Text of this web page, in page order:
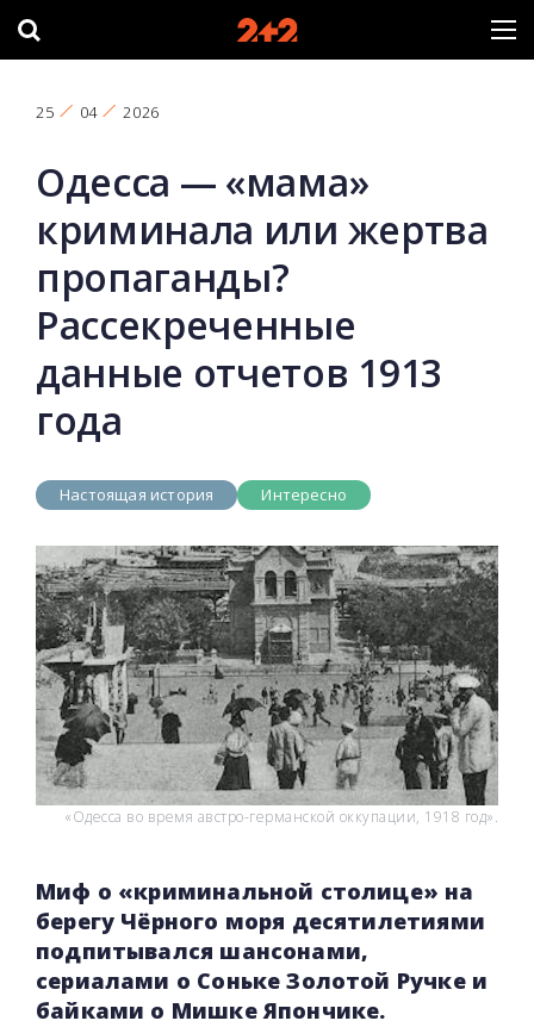
25 04 2026
Одесса — «мама»
криминала или жертва
пропаганды?
Рассекреченные
данные отчетов 1913
года
Настоящая история Интересно
«Одесса во время австро-германской оккупации, 1918 год».
Миф о «криминальной столице» на
берегу Чёрного моря десятилетиями
подпитывался шансонами,
сериалами о Соньке Золотой Ручке и
байками о Мишке Япончике.